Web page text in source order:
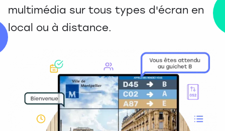
multimédia sur tous types d'écran en
local ou à distance.